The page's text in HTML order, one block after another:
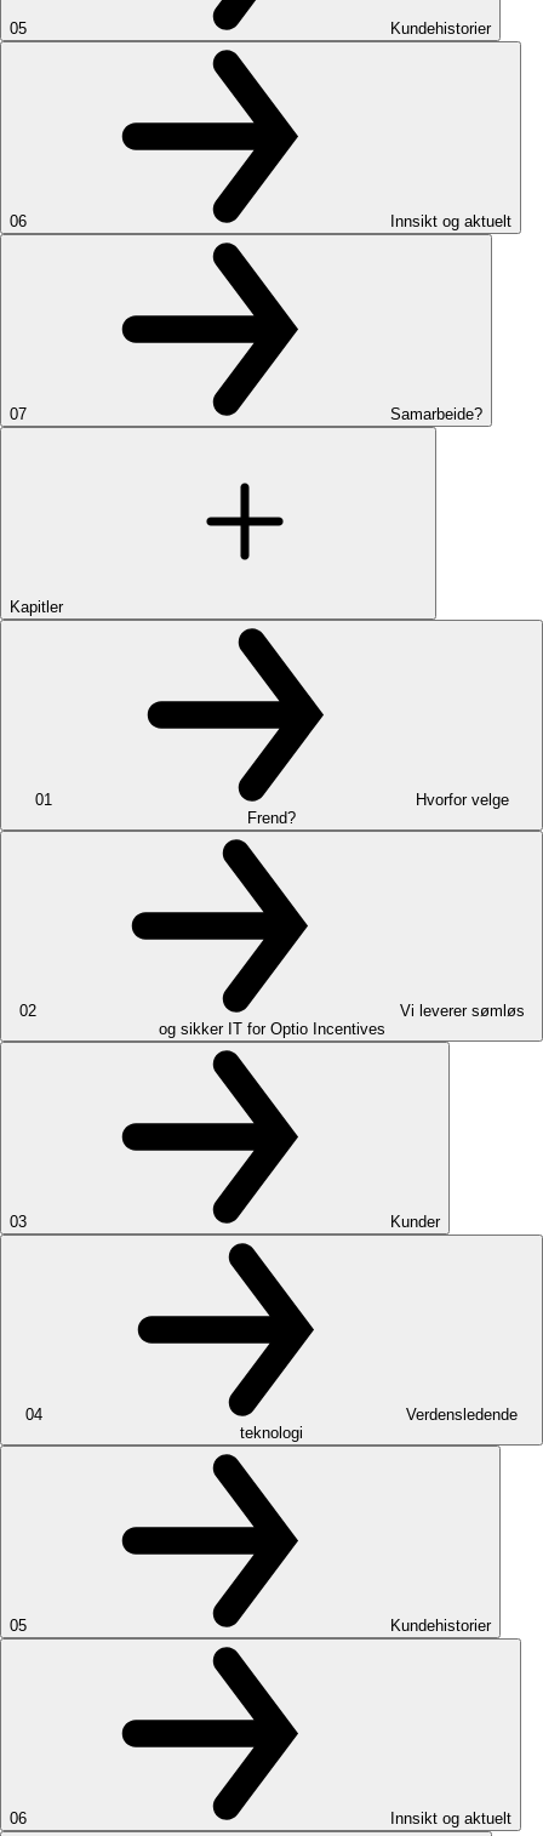
05 Kundehistorier
06 Innsikt og aktuelt
07 Samarbeide?
Kapitler
01
Hvorfor velge
Frend?
02
Vi leverer sømløs
og sikker IT for Optio Incentives
03 Kunder
04
Verdensledende
teknologi
05 Kundehistorier
06 Innsikt og aktuelt